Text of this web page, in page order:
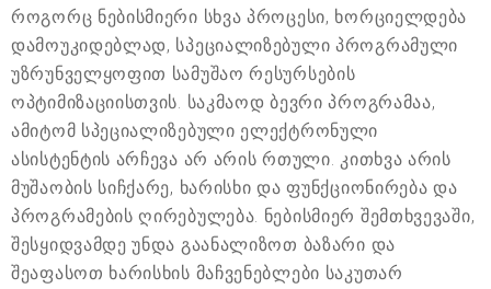
როგორც ნებისმიერი სხვა პროცესი, ხორციელდება
დამოუკიდებლად, სპეციალიზებული პროგრამული
უზრუნველყოფით სამუშაო რესურსების
ოპტიმიზაციისთვის. საკმაოდ ბევრი პროგრამაა,
ამიტომ სპეციალიზებული ელექტრონული
ასისტენტის არჩევა არ არის რთული. კითხვა არის
მუშაობის სიჩქარე, ხარისხი და ფუნქციონირება და
პროგრამების ღირებულება. ნებისმიერ შემთხვევაში,
შესყიდვამდე უნდა გაანალიზოთ ბაზარი და
შეაფასოთ ხარისხის მაჩვენებლები საკუთარ